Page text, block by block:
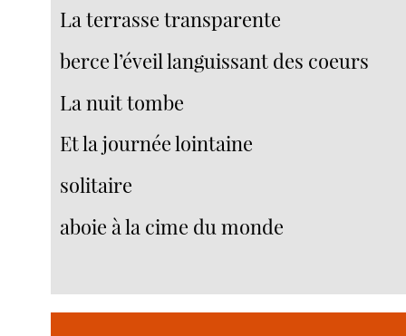
La terrasse transparente
berce l’éveil languissant des coeurs
La nuit tombe
Et la journée lointaine
solitaire
aboie à la cime du monde